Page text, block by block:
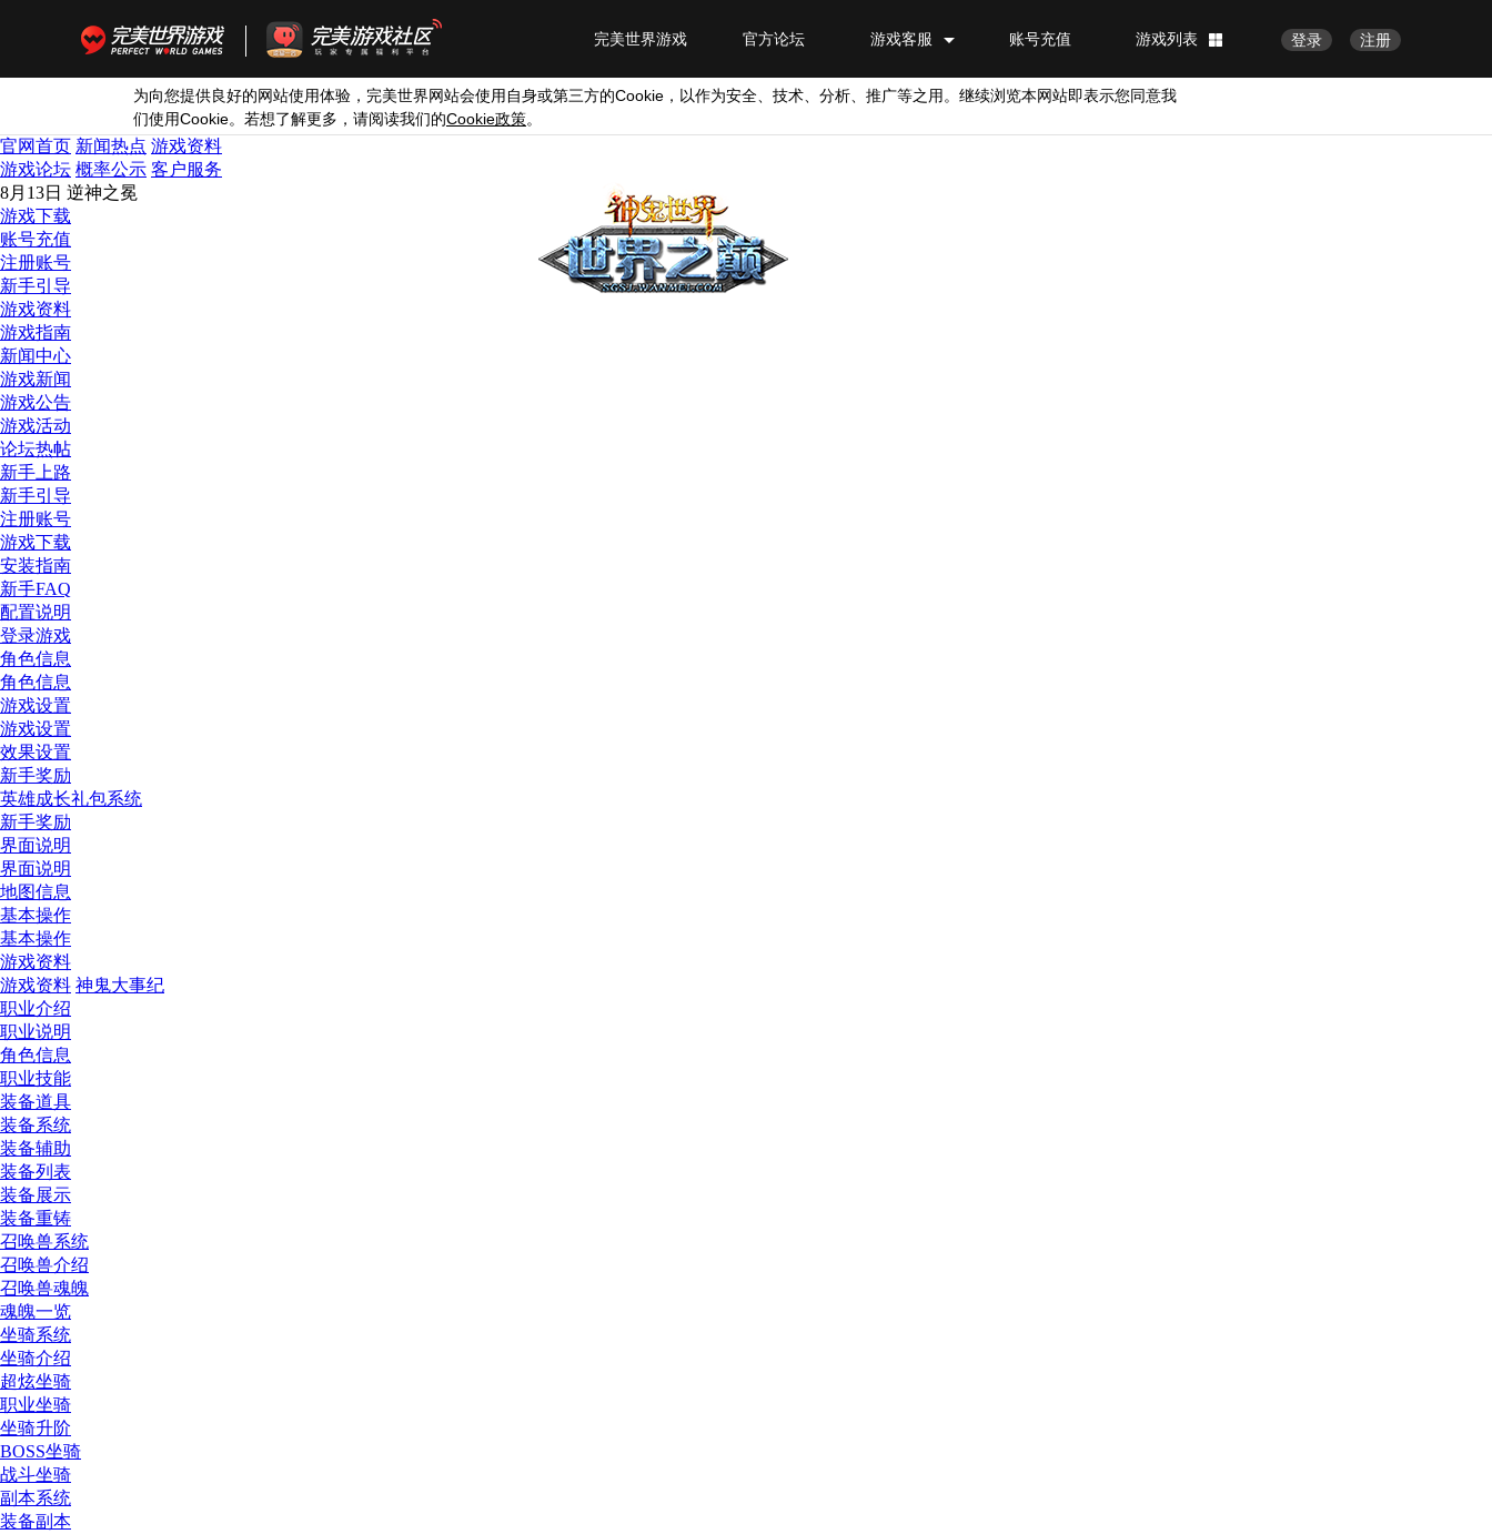
注册
登录
游戏列表
账号充值
游戏客服
官方论坛
完美世界游戏
为向您提供良好的网站使用体验，完美世界网站会使用自身或第三方的Cookie ，以作为安全、技术、分析、推广等之用。继续浏览本网站即表示您同意我
们使用Cookie。若想了解更多，请阅读我们的Cookie政策。
官网首页 新闻热点 游戏资料
游戏论坛 概率公示 客户服务
8月13日 逆神之冕
游戏下载
账号充值
注册账号
新手引导
游戏资料
游戏指南
新闻中心
游戏新闻
游戏公告
游戏活动
论坛热帖
新手上路
新手引导
注册账号
游戏下载
安装指南
新手FAQ
配置说明
登录游戏
角色信息
角色信息
游戏设置
游戏设置
效果设置
新手奖励
英雄成长礼包系统
新手奖励
界面说明
界面说明
地图信息
基本操作
基本操作
游戏资料
游戏资料 神鬼大事纪
职业介绍
职业说明
角色信息
职业技能
装备道具
装备系统
装备辅助
装备列表
装备展示
装备重铸
召唤兽系统
召唤兽介绍
召唤兽魂魄
魂魄一览
坐骑系统
坐骑介绍
超炫坐骑
职业坐骑
坐骑升阶
BOSS坐骑
战斗坐骑
副本系统
装备副本